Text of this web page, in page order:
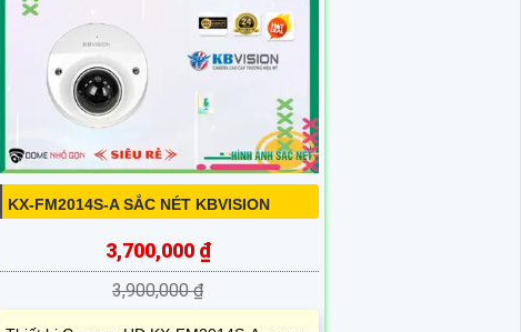
KX-FM2014S-A SẮC NÉT KBVISION
3,700,000 ₫
3,900,000 ₫